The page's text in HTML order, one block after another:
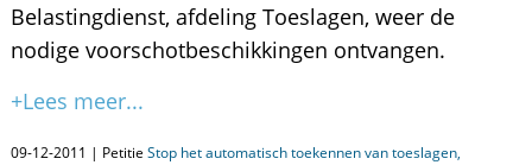
Belastingdienst, afdeling Toeslagen, weer de
nodige voorschotbeschikkingen ontvangen.
+Lees meer...
09-12-2011 | Petitie Stop het automatisch toekennen van toeslagen,